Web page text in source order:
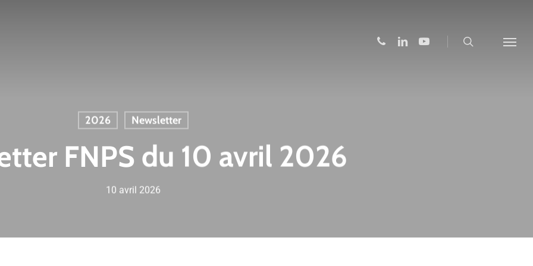
Menu
linkedin youtube
phone
2026 Newsletter
FNPS du 10 avril 2026
10 avril 2026